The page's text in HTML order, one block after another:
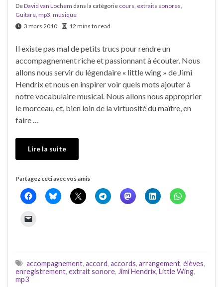
DeDavid van Lochem dans la catégorie cours, extraits sonores,
Guitare, mp3, musique
3 mars 2010
12 mins to read
Il existe pas mal de petits trucs pour rendre un
accompagnement riche et passionnant à écouter. Nous
allons nous servir du légendaire « little wing » de Jimi
Hendrix et nous en inspirer voir quels mots ajouter à
notre vocabulaire musical. Nous allons nous approprier
le morceau, et, bien loin de la virtuosité du maître, en
faire …
Lire la suite
Partagez ceci avec vos amis
accompagnement, accord, accords, arrangement, élèves,
enregistrement, extrait sonore, Jimi Hendrix, Little Wing,
mp3